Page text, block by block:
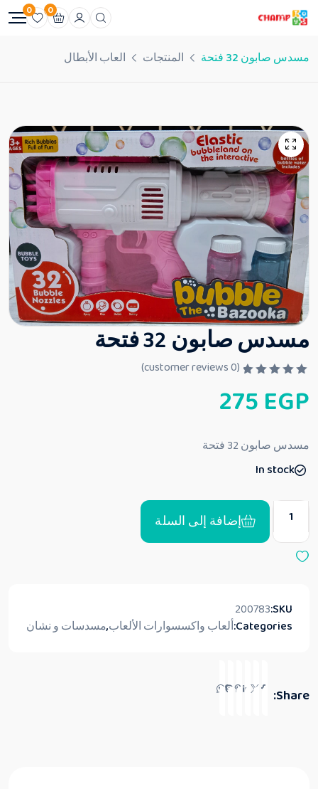
0
0
مسدس صابون 32 فتحة المنتجات العاب الأبطال
مسدس صابون 32 فتحة
م
ا
ي
م
ن
(
0
275EGP
مسدس صابون 32 فتحة
In stock
إضافة إلى السلة
SKU:
200783
Categories:ألعاب واكسسوارات الألعاب,مسدسات و نشان
Share: